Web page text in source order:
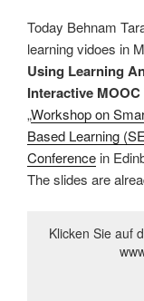
Today Behnam
learning vidoes in
Using Learning
Interactive
„Workshop on
Based Learning
Conference in
The slides are
Klicken Sie auf